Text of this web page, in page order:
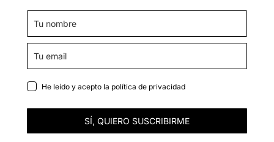
He leído y acepto la política de privacidad
SÍ, QUIERO SUSCRIBIRME